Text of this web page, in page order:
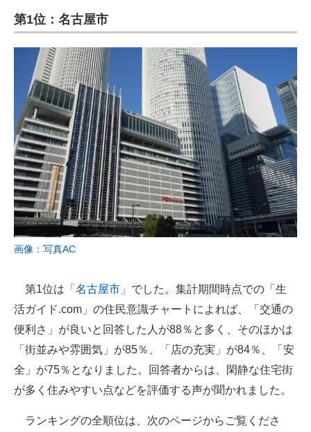
第1位：名古屋市
画像：写真AC
第1位は 「名古屋市」 でした。集計期間時点での「生
活ガイド.com」の住民意識チャートによれば、「交通の
便利さ」が良いと回答した人が88％と多く、そのほかは
「街並みや雰囲気」が85％、「店の充実」が84％、「安
全」が75％となりました。回答者からは、閑静な住宅街
が多く住みやすい点などを評価する声が聞かれました。
ランキングの全順位は、次のページからご覧くださ